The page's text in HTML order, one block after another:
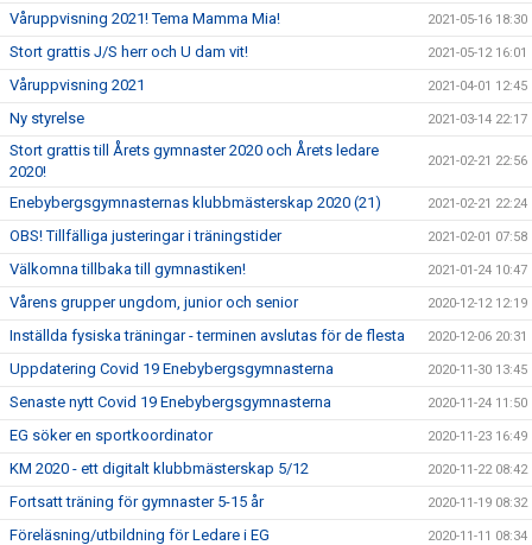
Våruppvisning 2021! Tema Mamma Mia! 2021-05-16 18:30
Stort grattis J/S herr och U dam vit! 2021-05-12 16:01
Våruppvisning 2021 2021-04-01 12:45
Ny styrelse 2021-03-14 22:17
Stort grattis till Årets gymnaster 2020 och Årets ledare
2020!
2021-02-21 22:56
Enebybergsgymnasternas klubbmästerskap 2020 (21) 2021-02-21 22:24
OBS! Tillfälliga justeringar i träningstider 2021-02-01 07:58
Välkomna tillbaka till gymnastiken! 2021-01-24 10:47
Vårens grupper ungdom, junior och senior 2020-12-12 12:19
Inställda fysiska träningar - terminen avslutas för de flesta 2020-12-06 20:31
Uppdatering Covid 19 Enebybergsgymnasterna 2020-11-30 13:45
Senaste nytt Covid 19 Enebybergsgymnasterna 2020-11-24 11:50
EG söker en sportkoordinator 2020-11-23 16:49
KM 2020 - ett digitalt klubbmästerskap 5/12 2020-11-22 08:42
Fortsatt träning för gymnaster 5-15 år 2020-11-19 08:32
Föreläsning/utbildning för Ledare i EG 2020-11-11 08:34